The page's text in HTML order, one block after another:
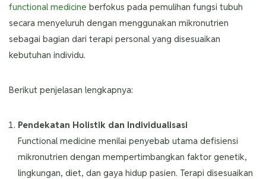
functional medicine berfokus pada pemulihan fungsi tubuh
secara menyeluruh dengan menggunakan mikronutrien
sebagai bagian dari terapi personal yang disesuaikan
kebutuhan individu.
Berikut penjelasan lengkapnya:
Pendekatan Holistik dan Individualisasi
Functional medicine menilai penyebab utama defisiensi
mikronutrien dengan mempertimbangkan faktor genetik,
lingkungan, diet, dan gaya hidup pasien. Terapi disesuaikan